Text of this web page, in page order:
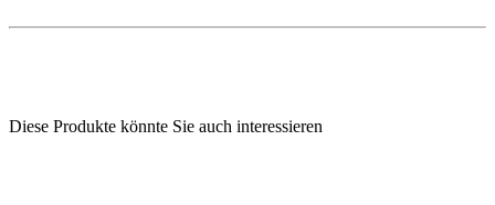
Diese Produkte könnte Sie auch interessieren